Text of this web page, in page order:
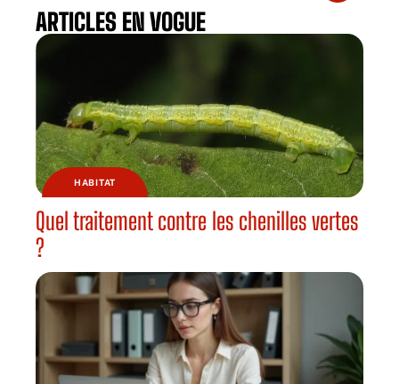
ARTICLES EN VOGUE
HABITAT
Quel traitement contre les chenilles vertes
?